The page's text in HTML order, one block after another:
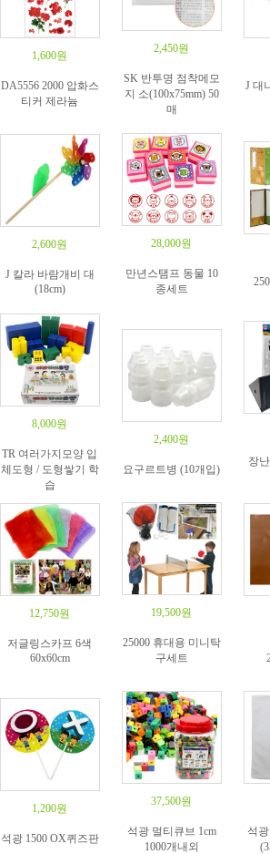
1,600원
DA5556 2000 압화스
티커 제라늄
2,450원
SK 반투명 점착메모
지 소(100x75mm) 50
매
J 대
2,600원
J 칼라 바람개비 대
(18cm)
28,000원
만년스탬프 동물 10
종세트
8,000원
TR 여러가지모양 입
체도형 / 도형쌓기 학
습
2,400원
요구르트병 (10개입)
장
12,750원
저글링스카프 6색
60x60cm
19,500원
25000 휴대용 미니탁
구세트
1,200원
석광 1500 OX퀴즈판
37,500원
석광 멀티큐브 1cm
1000개내외
석